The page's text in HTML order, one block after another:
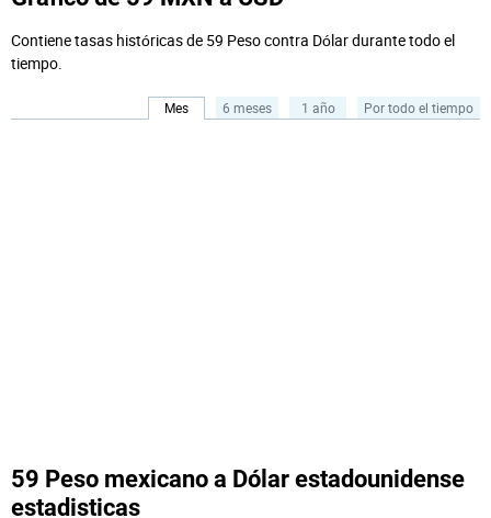
Contiene tasas históricas de 59 Peso contra Dólar durante todo el
tiempo.
Mes 6 meses 1 año Por todo el tiempo
59 Peso mexicano a Dólar estadounidense
estadisticas